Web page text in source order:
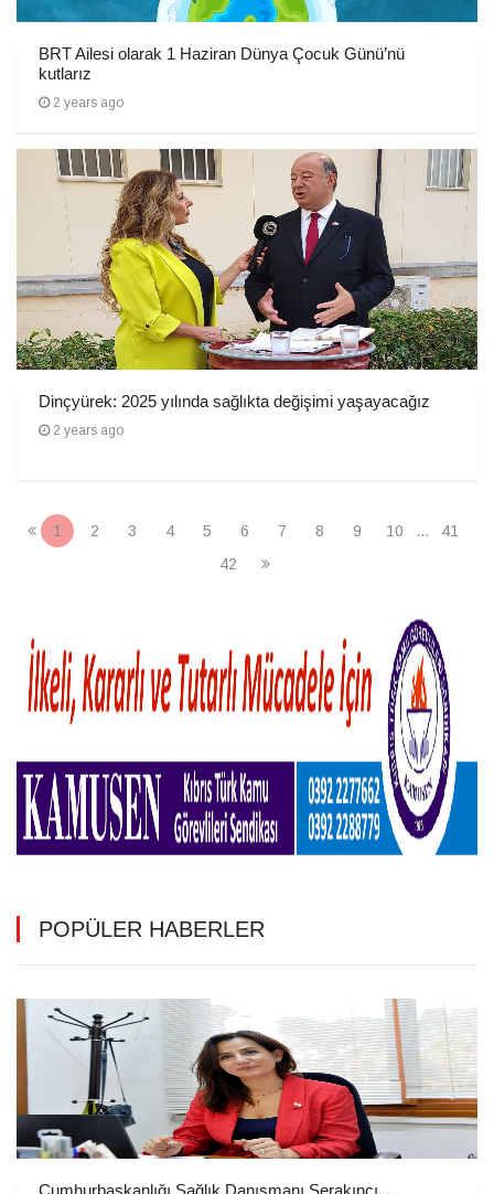
BRT Ailesi olarak 1 Haziran Dünya Çocuk Günü’nü
kutlarız
2 years ago
Dinçyürek: 2025 yılında sağlıkta değişimi yaşayacağız
2 years ago
1 2 3 4 5 6 7 8 9 10 ...
41
42
POPÜLER HABERLER
Cumhurbaşkanlığı Sağlık Danışmanı Serakıncı,...